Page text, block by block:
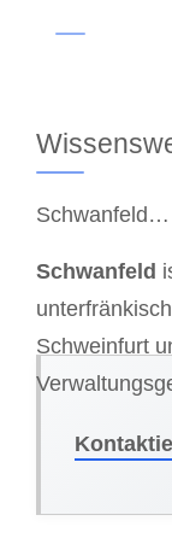
Schwanfeld…
Schwanfeld
Schweinfurt